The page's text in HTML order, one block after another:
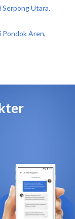
Utara,
Aren,